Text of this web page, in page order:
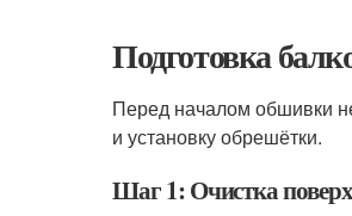
Подготовка
Перед началом обшивки
и установку обрешётки.
Шаг 1: Очистка